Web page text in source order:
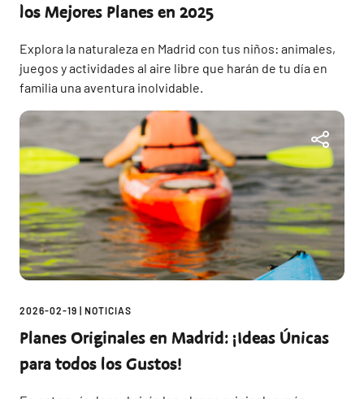
los Mejores Planes en 2025
Explora la naturaleza en Madrid con tus niños: animales,
juegos y actividades al aire libre que harán de tu día en
familia una aventura inolvidable.
2026-02-19 | NOTICIAS
Planes Originales en Madrid: ¡Ideas Únicas
para todos los Gustos!